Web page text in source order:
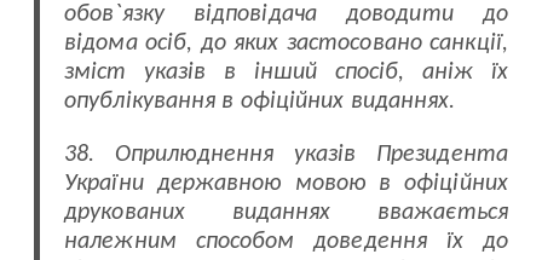
обов`язку відповідача доводити до
відома осіб, до яких застосовано санкції,
зміст указів в інший спосіб, аніж їх
опублікування в офіційних виданнях.
38. Оприлюднення указів Президента
України державною мовою в офіційних
друкованих виданнях вважається
належним способом доведення їх до